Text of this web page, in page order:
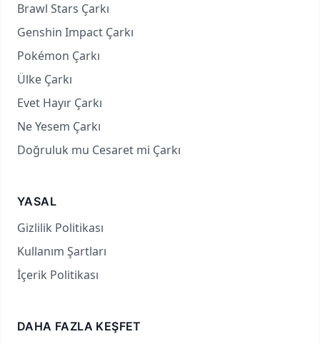
Brawl Stars Çarkı
Genshin Impact Çarkı
Pokémon Çarkı
Ülke Çarkı
Evet Hayır Çarkı
Ne Yesem Çarkı
Doğruluk mu Cesaret mi Çarkı
YASAL
Gizlilik Politikası
Kullanım Şartları
İçerik Politikası
DAHA FAZLA KEŞFET